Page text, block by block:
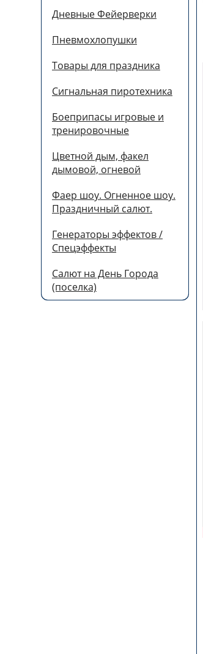
Дневные Фейерверки
Пневмохлопушки
Товары для праздника
Сигнальная пиротехника
Боеприпасы игровые и
тренировочные
Цветной дым, факел
дымовой, огневой
Фаер шоу. Огненное шоу.
Праздничный салют.
Генераторы эффектов /
Спецэффекты
Салют на День Города
(поселка)